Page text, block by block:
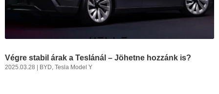
Végre stabil árak a Teslánál – Jöhetne hozzánk is?
2025.03.28 BYD,Tesla Model Y